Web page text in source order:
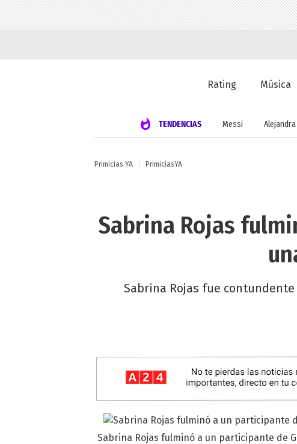
Rating Música
TENDENCIAS Messi
Primicias YA PrimiciasYA
Sabrina Rojas
Sabrina Rojas fue
Sabrina Rojas fulminó a un participante de